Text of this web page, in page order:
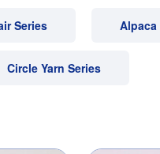
Series Alpaca
Circle Yarn Series